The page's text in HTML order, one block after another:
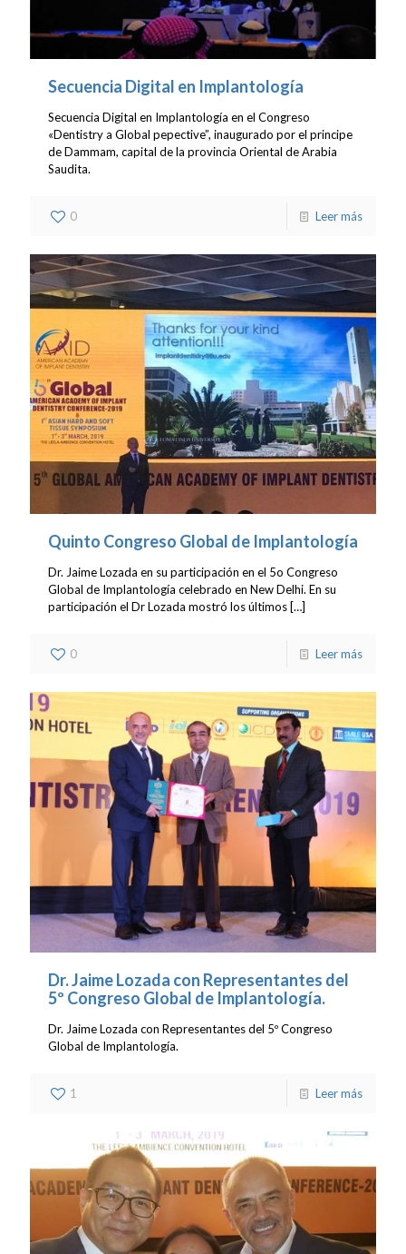
Secuencia Digital en Implantología
Secuencia Digital en Implantología en el Congreso
«Dentistry a Global pepective”, inaugurado por el principe
de Dammam, capital de la provincia Oriental de Arabia
Saudita.
0 Leer más
Quinto Congreso Global de Implantología
Dr. Jaime Lozada en su participación en el 5o Congreso
Global de Implantología celebrado en New Delhi. En su
participación el Dr Lozada mostró los últimos […]
0 Leer más
Dr. Jaime Lozada con Representantes del
5º Congreso Global de Implantología.
Dr. Jaime Lozada con Representantes del 5º Congreso
Global de Implantología.
1 Leer más